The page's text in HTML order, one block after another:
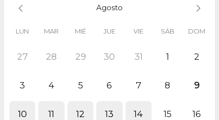
Agosto
LUN MAR MIÉ JUE VIE SÁB DOM
27 28 29 30 31 1 2
3 4 5 6 7 8 9
10 11 12 13 14 15 16